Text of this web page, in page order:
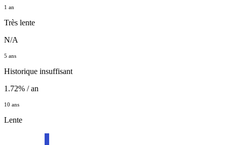
1 an
Très lente
N/A
5 ans
Historique insuffisant
1.72% / an
10 ans
Lente